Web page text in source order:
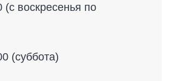
(с воскресенья по
(суббота)